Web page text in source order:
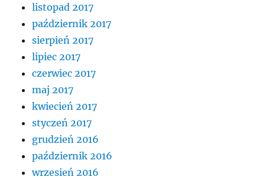
listopad 2017
październik 2017
sierpień 2017
lipiec 2017
czerwiec 2017
maj 2017
kwiecień 2017
styczeń 2017
grudzień 2016
październik 2016
wrzesień 2016